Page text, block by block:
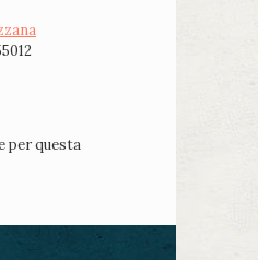
per questa